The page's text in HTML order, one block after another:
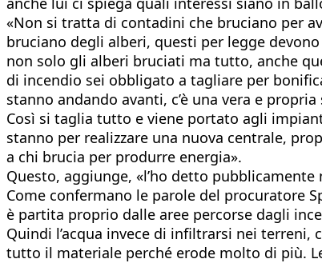
«Non si tratta di contadini che bruciano per
bruciano degli alberi, questi per legge
non solo gli alberi bruciati ma tutto, anche
di incendio sei obbligato a tagliare per
stanno andando avanti, c’è una vera e
Così si taglia tutto e viene portato agli
stanno per realizzare una nuova centrale,
a chi brucia per produrre energia».
Questo, aggiunge, «l’ho detto
Come confermano le parole del procuratore
è partita proprio dalle aree percorse dagli
Quindi l’acqua invece di infiltrarsi nei
tutto il materiale perché erode molto di più.